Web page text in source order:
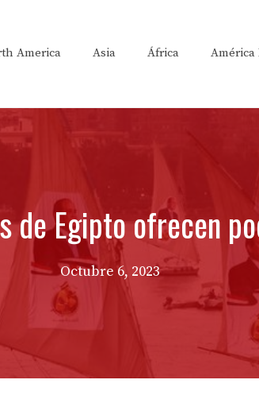
America Asia África América
Egipto ofrecen
Octubre 6, 2023